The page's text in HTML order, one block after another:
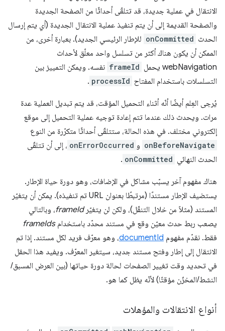
الانتقال في عملية جديدة، قد تتلقّى أحداثًا من الصفحة الجديدة
والصفحة القديمة إلى أن يتم تنفيذ عملية الانتقال الجديدة (أي يتم إرسال
الحدث onCommitted للإطار الرئيسي الجديد). بعبارة أخرى، من
الممكن أن يكون هناك أكثر من تسلسل واحد معلّق لأحداث
webNavigation يحمل
frameId نفسه. ويمكن التمييز بين
التسلسلات باستخدام المفتاح processId
.
يُرجى العِلم أيضًا أنّه أثناء التحميل المؤقت، قد يتم تبديل العملية عدة
مرات. ويحدث ذلك عندما تتم إعادة توجيه عملية التحميل إلى موقع
إلكتروني مختلف. في هذه الحالة، ستتلقّى أحداثًا متكرّرة من النوع
onBeforeNavigate و onErrorOccurred ، إلى أن تتلقّى
الحدث النهائي onCommitted
.
هناك مفهوم آخر يسبّب مشاكل في الإضافات، وهو دورة حياة الإطار.
يستضيف الإطار مستندًا (مرتبطًا بعنوان URL تم تنفيذه). يمكن أن يتغيّر
المستند (مثلاً من خلال التنقّل)، ولكن لن يتغيّرframeId، وبالتالي
يصعب ربط حدث معيّن وقع في مستند محدّد باستخدامframeIds
فقط. نقدّم مفهوم documentId، وهو معرّف فريد لكل مستند. إذا تم
الانتقال إلى إطار وفتح مستند جديد، سيتغير المعرّف. ويفيد هذا الحقل
في تحديد وقت تغيير الصفحات لحالة دورة حياتها (بين العرض المسبق/
النشط/المخزّن مؤقتًا) لأنّه يظل كما هو.
أنواع الانتقالات والمؤهلات